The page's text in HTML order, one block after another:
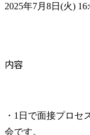
2025年7月8日(火)
内容
・1日で面接プロセ
会です。